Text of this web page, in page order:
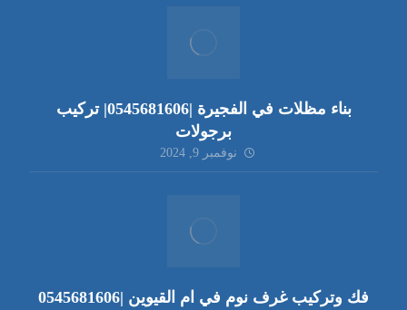
بناء مظلات في الفجيرة |0545681606| تركيب
برجولات
نوفمبر 9, 2024
فك وتركيب غرف نوم في ام القيوين |0545681606